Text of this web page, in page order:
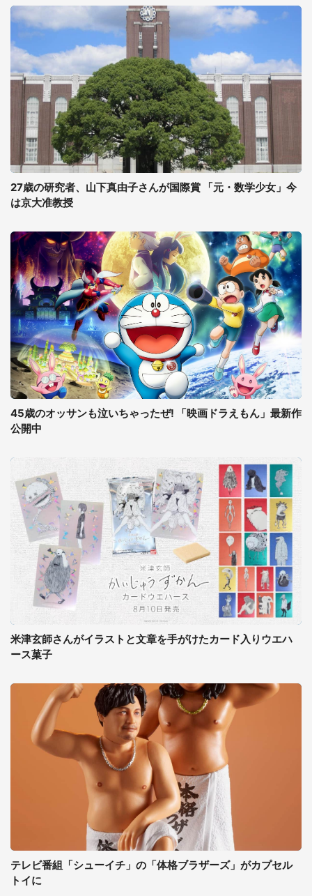
27歳の研究者、山下真由子さんが国際賞 「元・数学少女」今
は京大准教授
45歳のオッサンも泣いちゃったぜ! 「映画ドラえもん」最新作
公開中
米津玄師さんがイラストと文章を手がけたカード入りウエハ
ース菓子
テレビ番組「シューイチ」の「体格ブラザーズ」がカプセル
トイに